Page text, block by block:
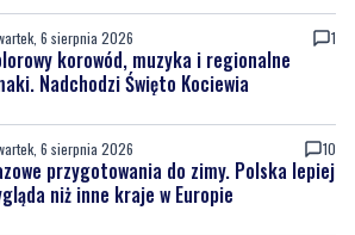
6 sierpnia 2026 1
korowód, muzyka i regionalne
Nadchodzi Święto Kociewia
6 sierpnia 2026 10
przygotowania do zimy. Polska lepiej
niż inne kraje w Europie